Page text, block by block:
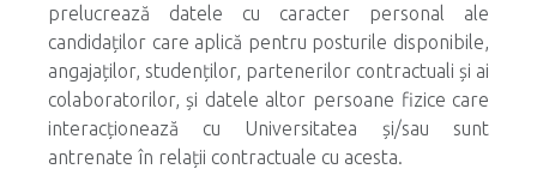
prelucrează datele cu caracter personal ale
candidaților care aplică pentru posturile disponibile,
angajaților, studenților, partenerilor contractuali și ai
colaboratorilor, și datele altor persoane fizice care
interacționează cu Universitatea și/sau sunt
antrenate în relații contractuale cu acesta.